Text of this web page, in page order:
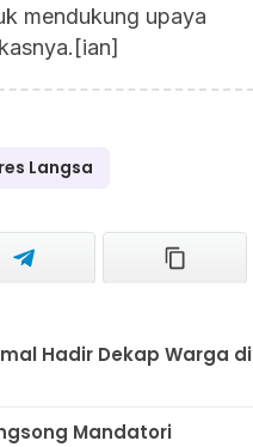
mendukung upaya
Langsa
Hadir Dekap Warga di
Mandatori